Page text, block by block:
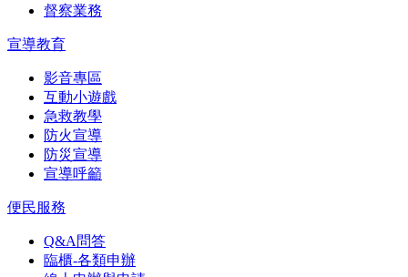
督察業務
宣導教育
影音專區
互動小遊戲
急救教學
防火宣導
防災宣導
宣導呼籲
便民服務
Q&A問答
臨櫃-各類申辦